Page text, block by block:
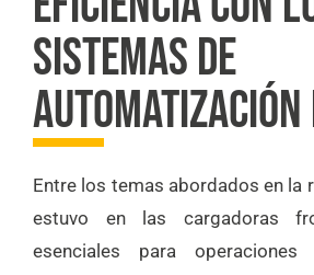
SISTEMAS DE
Entre los temas abordados en la
estuvo en las cargadoras
esenciales para